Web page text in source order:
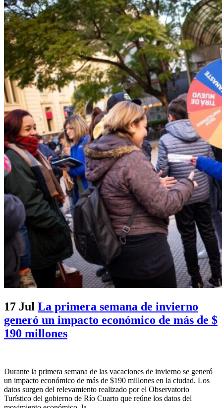
17 Jul La primera semana de invierno
generó un impacto económico de más de $
190 millones
Durante la primera semana de las vacaciones de invierno se generó
un impacto económico de más de $190 millones en la ciudad. Los
datos surgen del relevamiento realizado por el Observatorio
Turístico del gobierno de Río Cuarto que reúne los datos del